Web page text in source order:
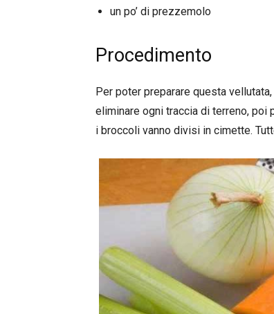
un po’ di prezzemolo
Procedimento
Per poter preparare questa
eliminare ogni traccia di terreno, poi
i broccoli vanno divisi in cimette.